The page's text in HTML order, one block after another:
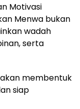
Motivasi
Menwa bukan
wadah
serta
membentuk
siap